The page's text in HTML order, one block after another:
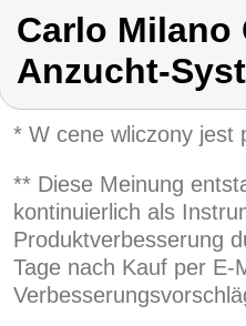
Carlo Milano
Anzucht-
* W cene wliczony jest
** Diese Meinung
kontinuierlich als
Produktverbesserung
Tage nach Kauf per E-